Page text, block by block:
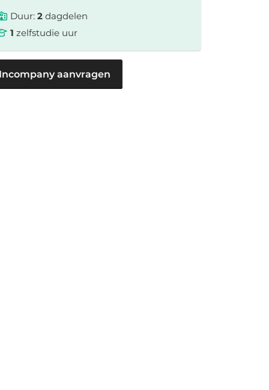
Duur: 2 dagdelen
1 zelfstudie uur
aanvragen